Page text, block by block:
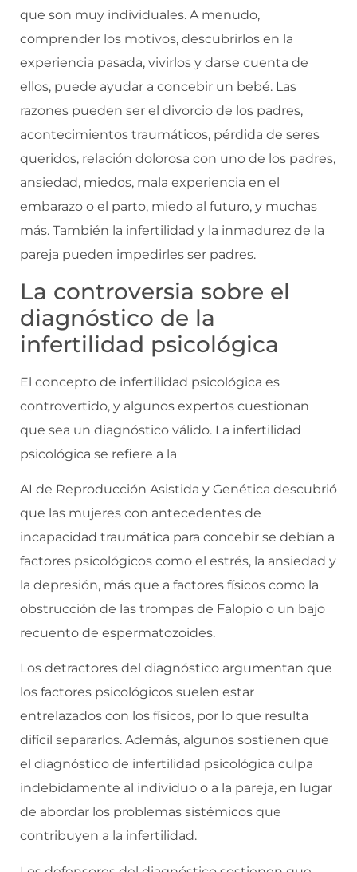
que son muy individuales. A menudo,
comprender los motivos, descubrirlos en la
experiencia pasada, vivirlos y darse cuenta de
ellos, puede ayudar a concebir un bebé. Las
razones pueden ser el divorcio de los padres,
acontecimientos traumáticos, pérdida de seres
queridos, relación dolorosa con uno de los padres,
ansiedad, miedos, mala experiencia en el
embarazo o el parto, miedo al futuro, y muchas
más. También la infertilidad y la inmadurez de la
pareja pueden impedirles ser padres.
La controversia sobre el
diagnóstico de la
infertilidad psicológica
El concepto de infertilidad psicológica es
controvertido, y algunos expertos cuestionan
que sea un diagnóstico válido. La infertilidad
psicológica se refiere a la
AI de Reproducción Asistida y Genética descubrió
que las mujeres con antecedentes de
incapacidad traumática para concebir se debían a
factores psicológicos como el estrés, la ansiedad y
la depresión, más que a factores físicos como la
obstrucción de las trompas de Falopio o un bajo
recuento de espermatozoides.
Los detractores del diagnóstico argumentan que
los factores psicológicos suelen estar
entrelazados con los físicos, por lo que resulta
difícil separarlos. Además, algunos sostienen que
el diagnóstico de infertilidad psicológica culpa
indebidamente al individuo o a la pareja, en lugar
de abordar los problemas sistémicos que
contribuyen a la infertilidad.